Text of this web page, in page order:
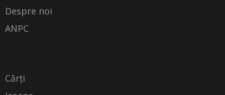
Despre noi
ANPC
Cărți